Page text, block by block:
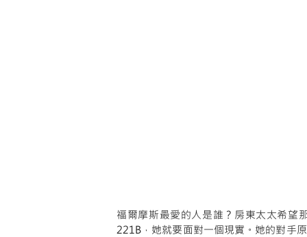
福爾摩斯最愛的人是誰？房東太太希望
221B，她就要面對一個現實。她的對手